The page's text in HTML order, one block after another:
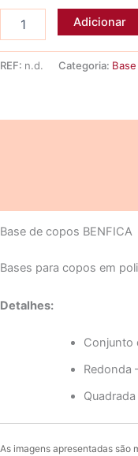
Bases
Adicionar
REF: n.d. Categoria:
Base de copos BENFICA
Bases para copos em
Detalhes:
Conjunto
Redonda
As imagens apresentadas são